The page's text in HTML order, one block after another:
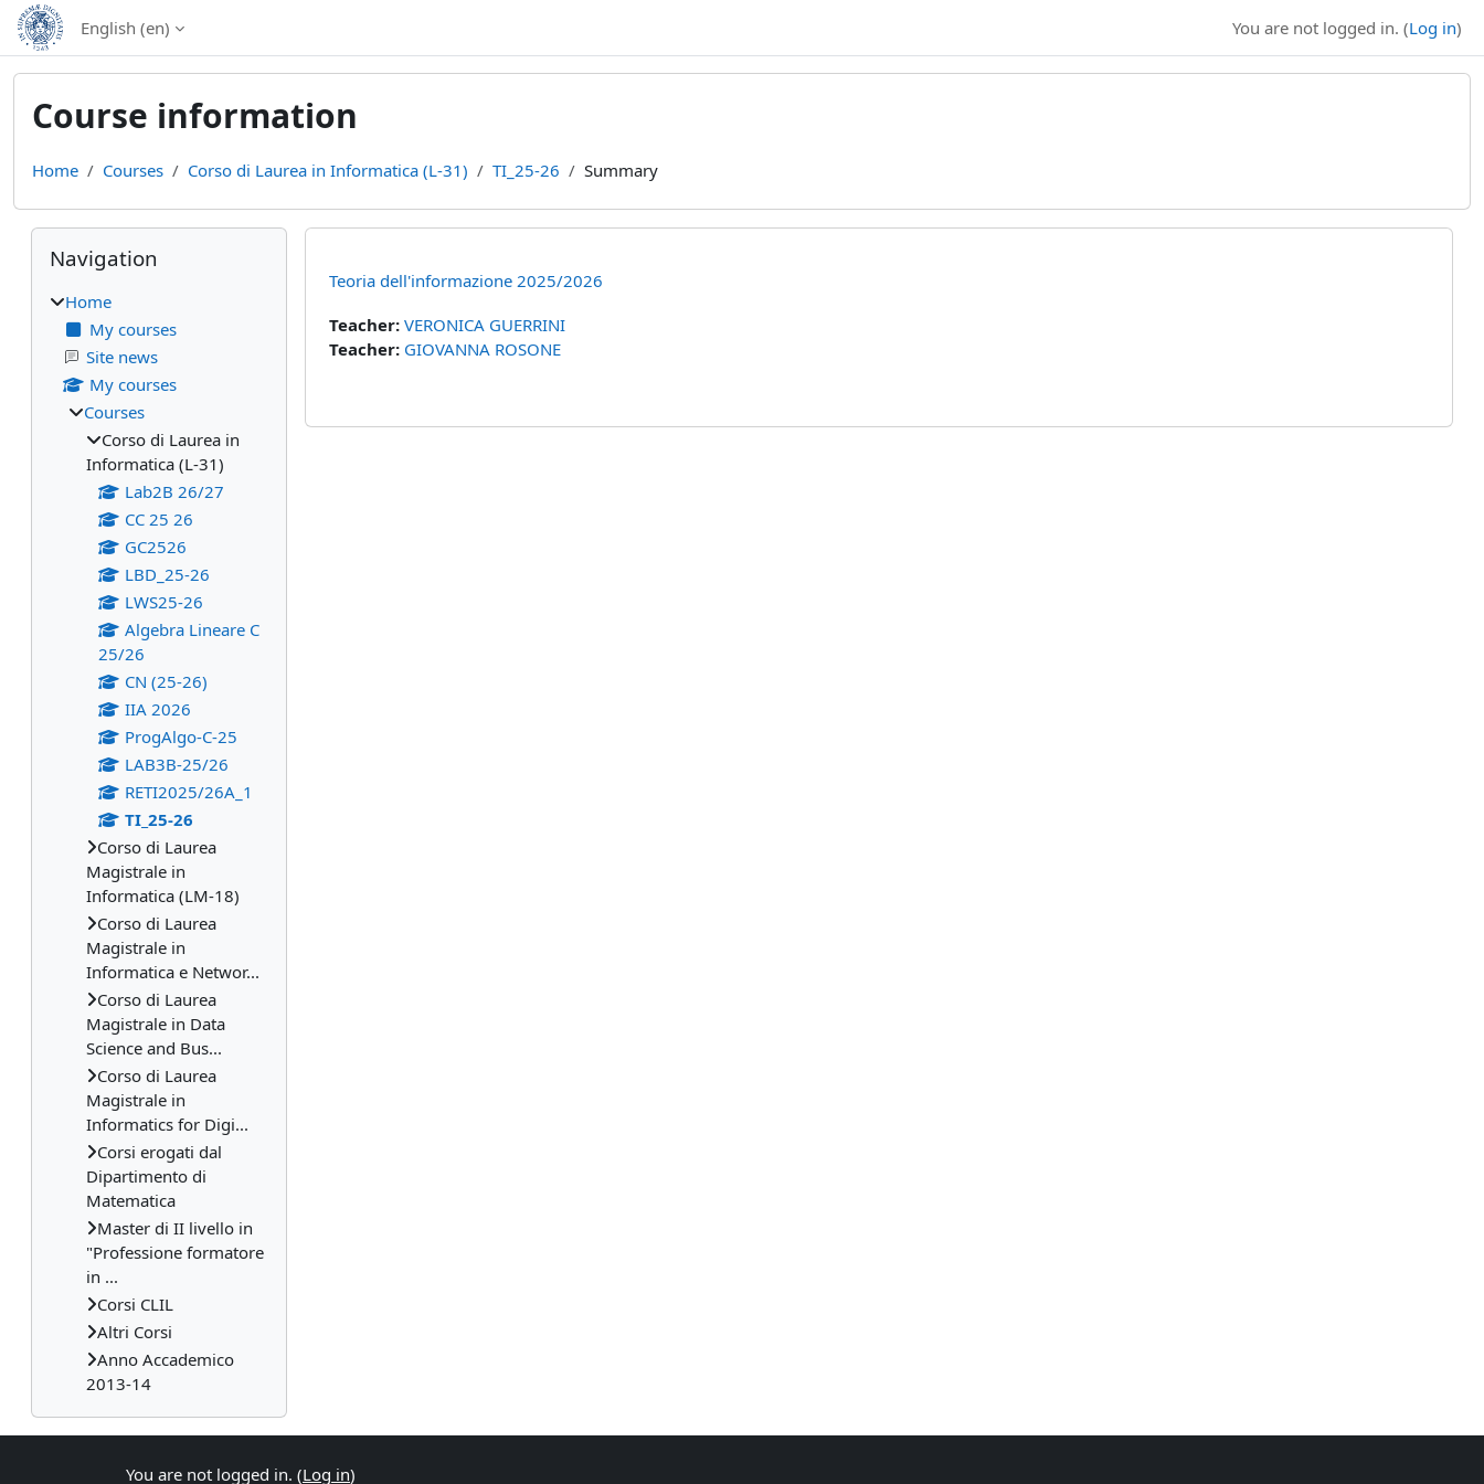
Skip to main content
English ‎(en)‎ You are not logged in. (Log in)
Course information
Home Courses Corso di Laurea in Informatica (L-31) TI_25-26 Summary
Teoria dell'informazione 2025/2026
Teacher: VERONICA GUERRINI
Teacher: GIOVANNA ROSONE
Blocks
Skip Navigation
Navigation
Home
My courses
Site news
My courses
Courses
Corso di Laurea in
Informatica (L-31)
Lab2B 26/27
CC 25 26
GC2526
LBD_25-26
LWS25-26
Algebra Lineare C
25/26
CN (25-26)
IIA 2026
ProgAlgo-C-25
LAB3B-25/26
RETI2025/26A_1
TI_25-26
Corso di Laurea
Magistrale in
Informatica (LM-18)
Corso di Laurea
Magistrale in
Informatica e Networ...
Corso di Laurea
Magistrale in Data
Science and Bus...
Corso di Laurea
Magistrale in
Informatics for Digi...
Corsi erogati dal
Dipartimento di
Matematica
Master di II livello in
"Professione formatore
in ...
Corsi CLIL
Altri Corsi
Anno Accademico
2013-14
You are not logged in. (Log in)